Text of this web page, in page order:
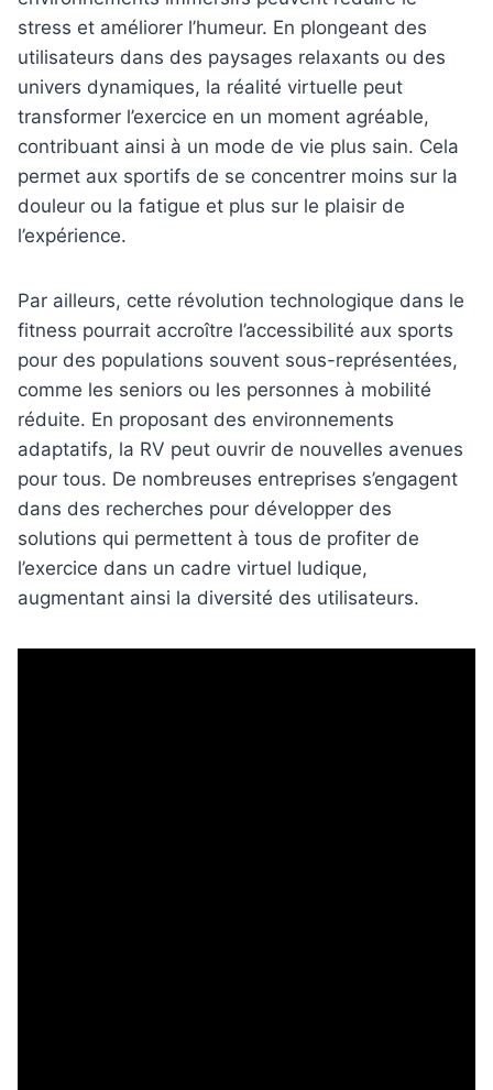
stress et améliorer l’humeur. En plongeant des
utilisateurs dans des paysages relaxants ou des
univers dynamiques, la réalité virtuelle peut
transformer l’exercice en un moment agréable,
contribuant ainsi à un mode de vie plus sain. Cela
permet aux sportifs de se concentrer moins sur la
douleur ou la fatigue et plus sur le plaisir de
l’expérience.
Par ailleurs, cette révolution technologique dans le
fitness pourrait accroître l’accessibilité aux sports
pour des populations souvent sous-représentées,
comme les seniors ou les personnes à mobilité
réduite. En proposant des environnements
adaptatifs, la RV peut ouvrir de nouvelles avenues
pour tous. De nombreuses entreprises s’engagent
dans des recherches pour développer des
solutions qui permettent à tous de profiter de
l’exercice dans un cadre virtuel ludique,
augmentant ainsi la diversité des utilisateurs.